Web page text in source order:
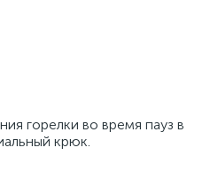
горелки во время пауз в
крюк.